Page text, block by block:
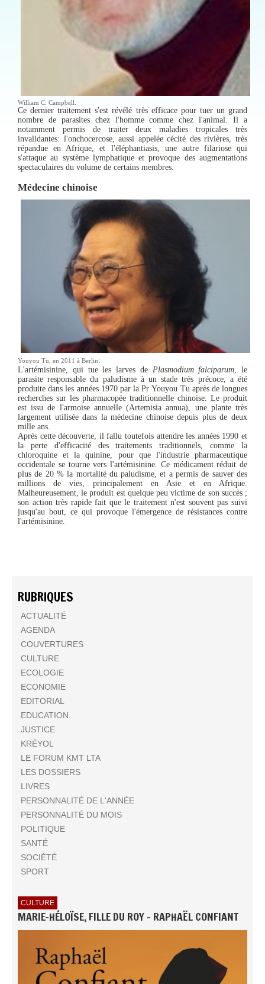
William C. Campbell.
Ce dernier traitement s'est révélé très efficace pour tuer un grand
nombre de parasites chez l'homme comme chez l'animal. Il a
notamment permis de traiter deux maladies tropicales très
invalidantes: l'onchocercose, aussi appelée cécité des rivières, très
répandue en Afrique, et l'éléphantiasis, une autre filariose qui
s'attaque au système lymphatique et provoque des augmentations
spectaculaires du volume de certains membres.
Médecine chinoise
Youyou Tu, en 2011 à Berlin:
L'artémisinine, qui tue les larves de Plasmodium falciparum, le
parasite responsable du paludisme à un stade très précoce, a été
produite dans les années 1970 par la Pr Youyou Tu après de longues
recherches sur les pharmacopée traditionnelle chinoise. Le produit
est issu de l'armoise annuelle (Artemisia annua), une plante très
largement utilisée dans la médecine chinoise depuis plus de deux
mille ans.
Après cette découverte, il fallu toutefois attendre les années 1990 et
la perte d'efficacité des traitements traditionnels, comme la
chloroquine et la quinine, pour que l'industrie pharmaceutique
occidentale se tourne vers l'artémisinine. Ce médicament réduit de
plus de 20 % la mortalité du paludisme, et a permis de sauver des
millions de vies, principalement en Asie et en Afrique.
Malheureusement, le produit est quelque peu victime de son succès ;
son action très rapide fait que le traitement n'est souvent pas suivi
jusqu'au bout, ce qui provoque l'émergence de résistances contre
l'artémisinine.
RUBRIQUES
ACTUALITÉ
AGENDA
COUVERTURES
CULTURE
ECOLOGIE
ECONOMIE
EDITORIAL
EDUCATION
JUSTICE
KRÉYOL
LE FORUM KMT LTA
LES DOSSIERS
LIVRES
PERSONNALITÉ DE L'ANNÉE
PERSONNALITÉ DU MOIS
POLITIQUE
SANTÉ
SOCIÉTÉ
SPORT
CULTURE
MARIE-HÉLOÏSE, FILLE DU ROY - RAPHAËL CONFIANT